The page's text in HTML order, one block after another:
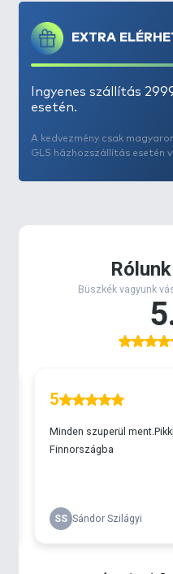
arra törekszik, hogy az
termékek használata
módon kerüljön
hogy a vízparton a
legyen azoknak a
készült nehezék, amely
Súlyának
elemeként, ütközőként
Helyére könnyen
sérülése nélkül
Elérhetősmall/kicsi és
Kiszerelés: 5 db /
EXTRA
Ingyenes szállítás
esetén.
A kedvezmény csak
GLS házhozszállítás esetén